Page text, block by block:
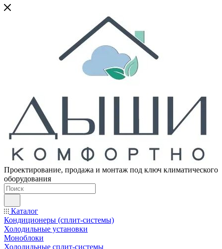
Проектирование, продажа и монтаж под ключ климатического
оборудования
Каталог
Кондиционеры (сплит-системы)
Холодильные установки
Моноблоки
Холодильные сплит-системы